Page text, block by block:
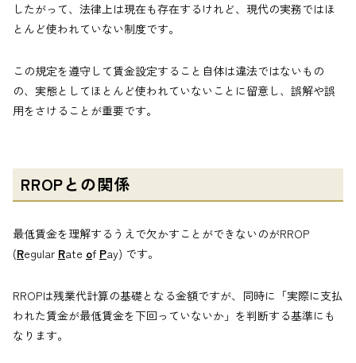
したがって、法律上は現在も存在するけれど、現代の実務ではほ
とんど使われていない制度です。
この規定を遵守して賃金設定すること自体は違法ではないもの
の、実態としてほとんど使われていないことに留意し、誤解や誤
用をさけることが重要です。
RROPとの関係
最低賃金を理解するうえで欠かすことができないのがRROP
(Regular Rate of Pay) です。
RROPは残業代計算の基礎となる金額ですが、同時に「実際に支払
われた賃金が最低賃金を下回っていないか」を判断する基準にも
なります。